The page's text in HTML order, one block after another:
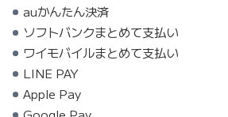
auかんたん決済
ソフトバンクまとめて支払い
ワイモバイルまとめて支払い
LINE PAY
Apple Pay